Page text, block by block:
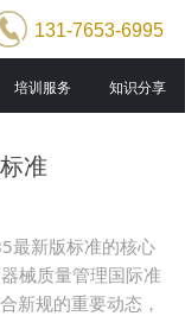
131-7653-6995
培训服务 知识分享
准
最新版标准的核心
械质量管理国际准
新规的重要动态，